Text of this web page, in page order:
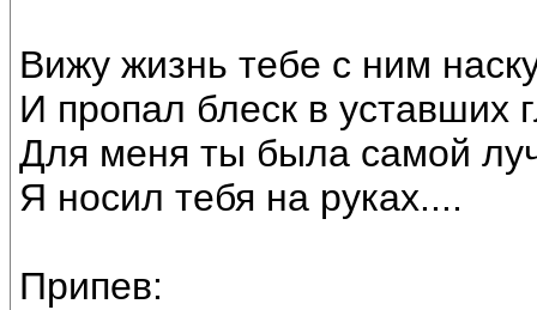
Вижу жизнь тебе с ним
И пропал блеск в уставших
Для меня ты была самой
Я носил тебя на руках....
Припев: